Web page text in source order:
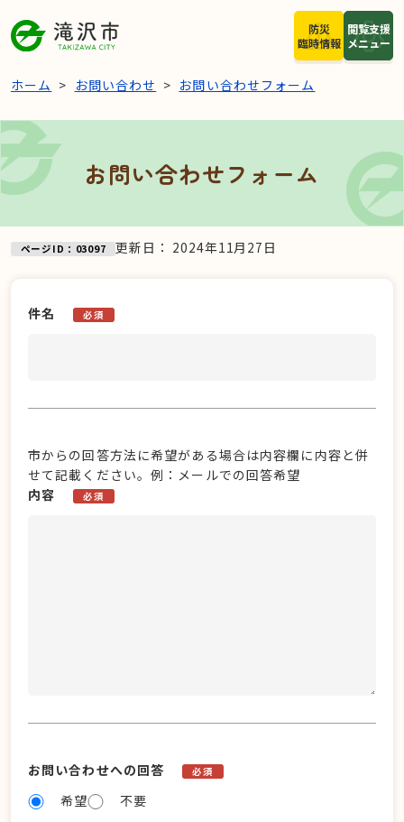
閲覧支援
メニュー
防災
臨時情報
ホーム お問い合わせ お問い合わせフォーム
お問い合わせフォーム
ページID：03097 更新日： 2024年11月27日
件名 必須
市からの回答方法に希望がある場合は内容欄に内容と併
せて記載ください。例：メールでの回答希望
内容
必須
お問い合わせへの回答 必須
希望 不要